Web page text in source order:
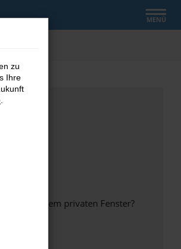
MENÜ
in einem privaten Fenster?
zu
Ihre